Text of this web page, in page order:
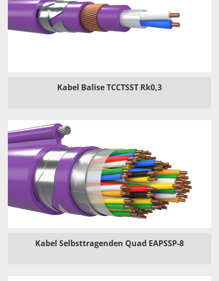
Kabel Balise TCCTSST Rk0,3
Kabel Selbsttragenden Quad EAPSSP-8